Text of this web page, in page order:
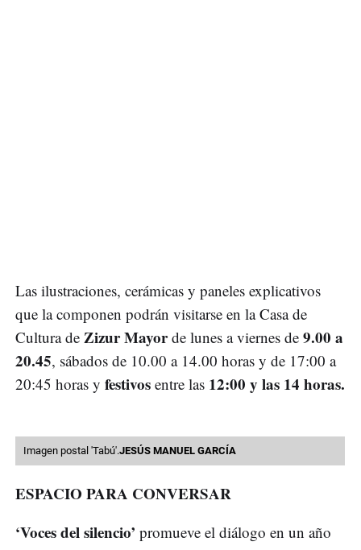
Las ilustraciones, cerámicas y paneles explicativos
que la componen podrán visitarse en la Casa de
Cultura de Zizur Mayorde lunes a viernes de 9.00 a
20.45, sábados de 10.00 a 14.00 horas y de 17:00 a
20:45 horas y festivos entre las 12:00 y las 14 horas.
Imagen postal 'Tabú'.JESÚS MANUEL GARCÍA
ESPACIO PARA CONVERSAR
‘Voces del silencio’ promueve el diálogo en un año